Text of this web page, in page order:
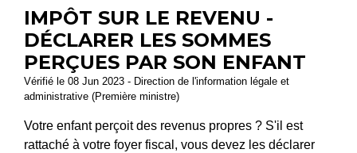
IMPÔT SUR LE REVENU -
DÉCLARER LES SOMMES
PERÇUES PAR SON ENFANT
Vérifié le 08 Jun 2023 - Direction de l'information légale et
administrative (Première ministre)
Votre enfant perçoit des revenus propres ? S'il est
rattaché à votre foyer fiscal, vous devez les déclarer